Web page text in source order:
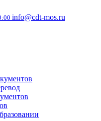
info@cdt-mos.ru